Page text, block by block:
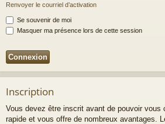
Renvoyer le courriel d’activation
Se souvenir de moi
Masquer ma présence lors de cette session
Inscription
Vous devez être inscrit avant de pouvoir vous
rapide et vous offre de nombreux avantages.